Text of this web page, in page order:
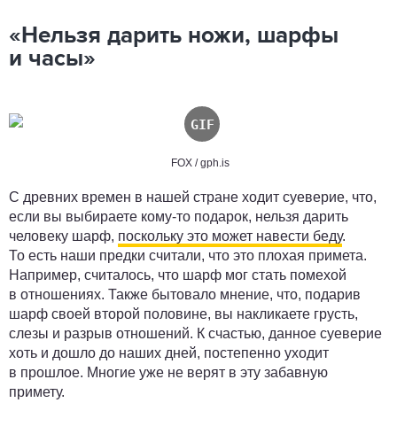
«Нельзя дарить ножи, шарфы
и часы»
FOX / gph.is
С древних времен в нашей стране ходит суеверие, что,
если вы выбираете кому-то подарок, нельзя дарить
человеку шарф, поскольку это может навести беду.
То есть наши предки считали, что это плохая примета.
Например, считалось, что шарф мог стать помехой
в отношениях. Также бытовало мнение, что, подарив
шарф своей второй половине, вы накликаете грусть,
слезы и разрыв отношений. К счастью, данное суеверие
хоть и дошло до наших дней, постепенно уходит
в прошлое. Многие уже не верят в эту забавную
примету.